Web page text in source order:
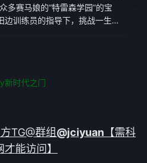
多赛马娘的“特雷森学园”的宝
边训练员的指导下，挑战一生只
们。抱着专心的想法，脚踏实
赛马娘可能性的方向的疯狂科
的骄傲、倔强和灵魂奔跑的赛
新时代之门
TG@群组@jciyuan 【需科
才能访问】